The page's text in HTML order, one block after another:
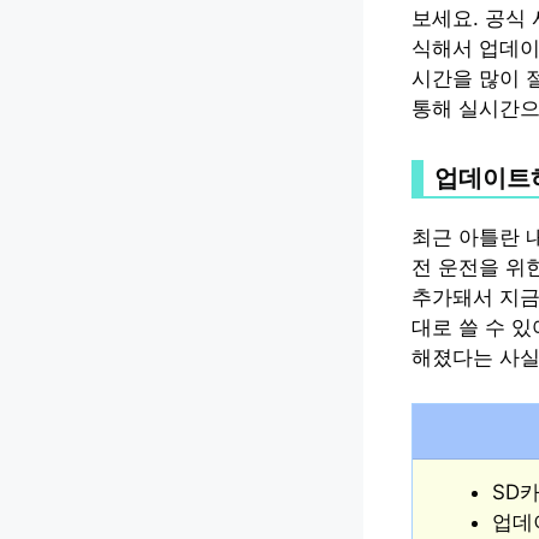
보세요. 공식
식해서 업데
시간을 많이
통해 실시간
업데이트
최근 아틀란
전 운전을 위
추가돼서 지
대로 쓸 수 있
해졌다는 사
SD
업데